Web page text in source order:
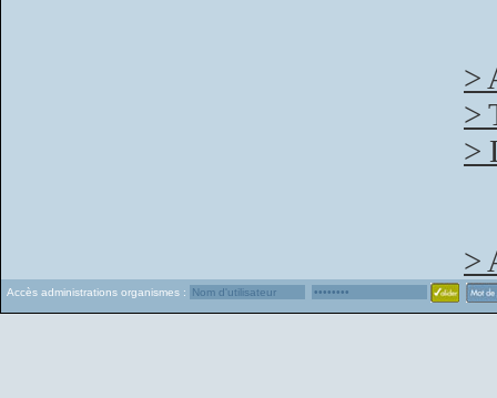
>
>
>
>
Accès administrations organismes :